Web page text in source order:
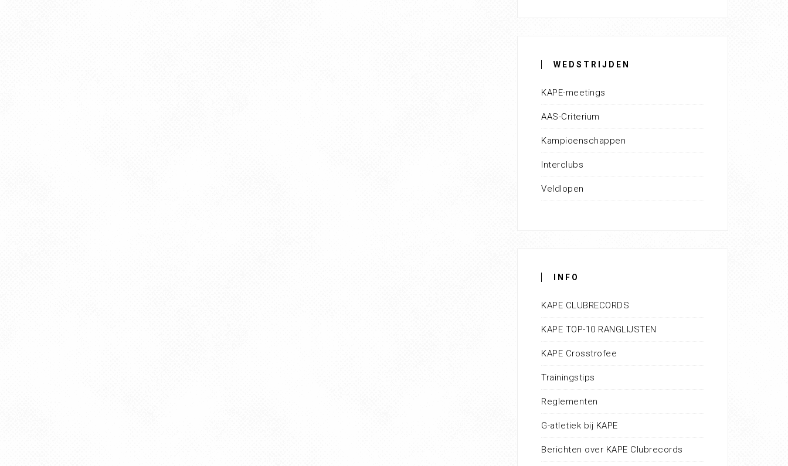
WEDSTRIJDEN
KAPE-meetings
AAS-Criterium
Kampioenschappen
Interclubs
Veldlopen
INFO
KAPE CLUBRECORDS
KAPE TOP-10 RANGLIJSTEN
KAPE Crosstrofee
Trainingstips
Reglementen
G-atletiek bij KAPE
Berichten over KAPE Clubrecords